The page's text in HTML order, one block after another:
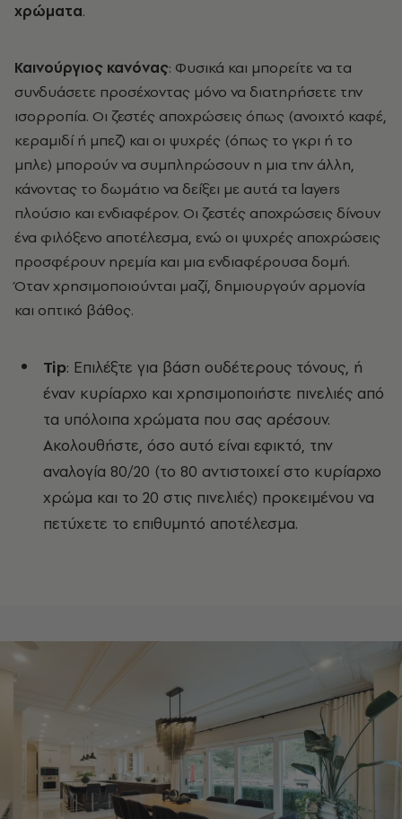
χρώματα.
Καινούργιος κανόνας: Φυσικά και μπορείτε να τα
συνδυάσετε προσέχοντας μόνο να διατηρήσετε την
ισορροπία. Οι ζεστές αποχρώσεις όπως (ανοιχτό καφέ,
κεραμιδί ή μπεζ) και οι ψυχρές (όπως το γκρι ή το
μπλε) μπορούν να συμπληρώσουν η μια την άλλη,
κάνοντας το δωμάτιο να δείξει με αυτά τα layers
πλούσιο και ενδιαφέρον. Οι ζεστές αποχρώσεις δίνουν
ένα φιλόξενο αποτέλεσμα, ενώ οι ψυχρές αποχρώσεις
προσφέρουν ηρεμία και μια ενδιαφέρουσα δομή.
Όταν χρησιμοποιούνται μαζί, δημιουργούν αρμονία
και οπτικό βάθος.
Tip: Επιλέξτε για βάση ουδέτερους τόνους, ή
έναν κυρίαρχο και χρησιμοποιήστε πινελιές από
τα υπόλοιπα χρώματα που σας αρέσουν.
Ακολουθήστε, όσο αυτό είναι εφικτό, την
αναλογία 80/20 (το 80 αντιστοιχεί στο κυρίαρχο
χρώμα και το 20 στις πινελιές) προκειμένου να
πετύχετε το επιθυμητό αποτέλεσμα.